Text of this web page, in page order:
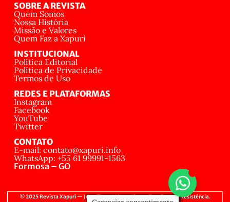
SOBRE A REVISTA
Quem Somos
Nossa História
Missão e Valores
Quem Faz a Xapuri
INSTITUCIONAL
Política Editorial
Política de Privacidade
Termos de Uso
REDES E PLATAFORMAS
Instagram
Facebook
YouTube
Twitter
CONTATO
E-mail: contato@xapuri.info
WhatsApp: +55 61 99991-1563
Formosa – GO
© 2025 Revista Xapuri — Jornalismo Independente, Popular e de Resistência.